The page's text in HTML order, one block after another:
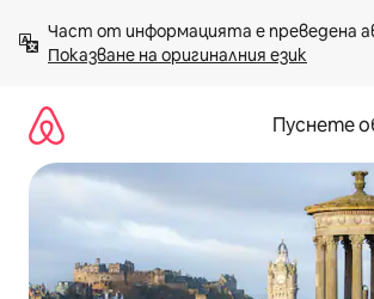
към
съдържанието
Показване на оригиналния език
Пуснете